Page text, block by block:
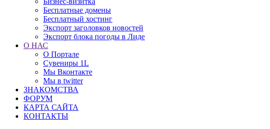
Бесплатные домены
Бесплатный хостинг
Экспорт заголовков новостей
Экспорт блока погоды в Лиде
О НАС
О Портале
Сувениры 1L
Мы Вконтакте
Мы в twitter
ЗНАКОМСТВА
ФОРУМ
КАРТА САЙТА
КОНТАКТЫ